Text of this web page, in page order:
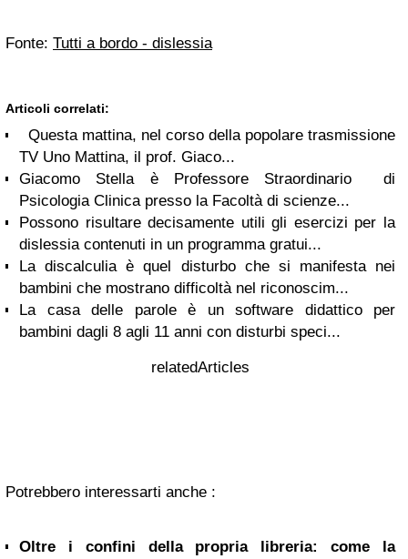
Fonte: Tutti a bordo - dislessia
Articoli correlati:
Questa mattina, nel corso della popolare trasmissione
TV Uno Mattina, il prof. Giaco...
Giacomo Stella è Professore Straordinario di
Psicologia Clinica presso la Facoltà di scienze...
Possono risultare decisamente utili gli esercizi per la
dislessia contenuti in un programma gratui...
La discalculia è quel disturbo che si manifesta nei
bambini che mostrano difficoltà nel riconoscim...
La casa delle parole è un software didattico per
bambini dagli 8 agli 11 anni con disturbi speci...
relatedArticles
Potrebbero interessarti anche :
Oltre i confini della propria libreria: come la